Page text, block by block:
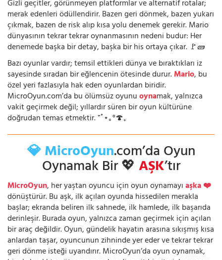
Gizli geçitler, görünmeyen platformlar ve alternatif rotalar;
merak edenleri ödüllendirir. Bazen geri dönmek, bazen yukarı
çıkmak, bazen de risk alıp kısa yolu denemek gerekir. Mario
dünyasının tekrar tekrar oynanmasının nedeni budur: Her
denemede başka bir detay, başka bir his ortaya çıkar. 🚩🧱
Bazı oyunlar vardır; temsil ettikleri dünya ve bıraktıkları iz
sayesinde sıradan bir eğlencenin ötesinde durur.Mario, bu
özel yeri fazlasıyla hak eden oyunlardan biridir.
MicroOyun.com’da bu ölümsüz oyunuoynamak, yalnızca
vakit geçirmek değil; yıllardır süren bir oyun kültürüne
doğrudan temas etmektir. ⁺˚⋆｡°🍄₊
💎 MicroOyun.com’da Oyun
Oynamak Bir 💖AŞK’tır
MicroOyun, her yaştan oyuncu için oyun oynamayıaşka ❤️
dönüştürür. Bu aşk, ilk açılan oyunda hissedilen merakla
başlar; ekranda beliren ilk sahnede, ilk hamlede, ilk başarıda
derinleşir. Burada oyun, yalnızca zaman geçirmek için açılan
bir araç değildir. Oyun, gündelik hayatın arasına sıkışmış kısa
anlardan taşar, oyuncunun zihninde yer eder ve tekrar tekrar
geri dönme isteği uyandırır. MicroOyun’da oyun oynamak,